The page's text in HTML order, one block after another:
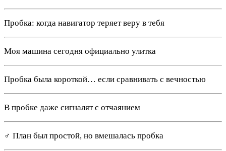
Пробка: когда навигатор теряет веру в тебя
Моя машина сегодня официально улитка
Пробка была короткой… если сравнивать с вечностью
В пробке даже сигналят с отчаянием
‍♂️ План был простой, но вмешалась пробка